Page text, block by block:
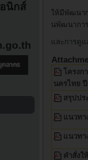
นิกส์
ให้มีพัฒนา
นพัฒนาการ
และการดู
โครงก
นครไทย
สรุปปร
แนวทา
แนวทา
คำสั่ง